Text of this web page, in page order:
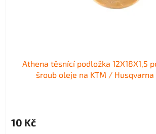
Athena těsnící podložka 12X18X1,5
šroub oleje na KTM / Husqvarna
10 Kč